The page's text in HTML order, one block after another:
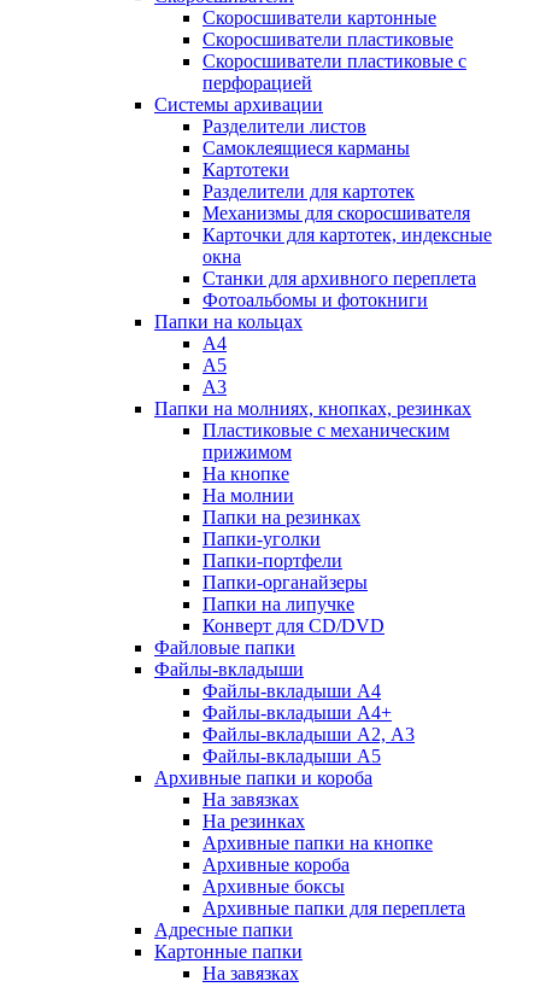
Скоросшиватели картонные
Скоросшиватели пластиковые
Скоросшиватели пластиковые с
перфорацией
Системы архивации
Разделители листов
Самоклеящиеся карманы
Картотеки
Разделители для картотек
Механизмы для скоросшивателя
Карточки для картотек, индексные
окна
Станки для архивного переплета
Фотоальбомы и фотокниги
Папки на кольцах
А4
А5
А3
Папки на молниях, кнопках, резинках
Пластиковые с механическим
прижимом
На кнопке
На молнии
Папки на резинках
Папки-уголки
Папки-портфели
Папки-органайзеры
Папки на липучке
Конверт для CD/DVD
Файловые папки
Файлы-вкладыши
Файлы-вкладыши А4
Файлы-вкладыши А4+
Файлы-вкладыши А2, А3
Файлы-вкладыши А5
Архивные папки и короба
На завязках
На резинках
Архивные папки на кнопке
Архивные короба
Архивные боксы
Архивные папки для переплета
Адресные папки
Картонные папки
На завязках